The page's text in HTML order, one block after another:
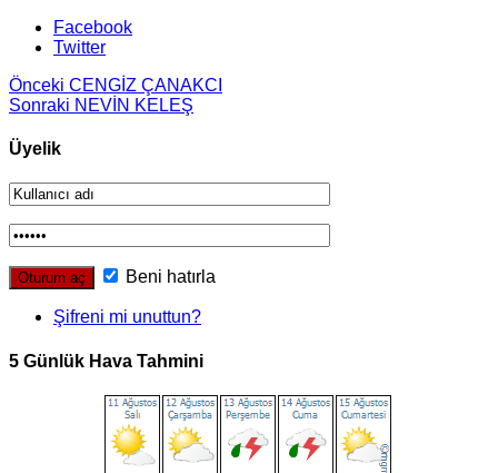
Facebook
Twitter
Önceki CENGİZ ÇANAKCI
Sonraki NEVİN KELEŞ
Üyelik
Beni hatırla
Şifreni mi unuttun?
5 Günlük Hava Tahmini